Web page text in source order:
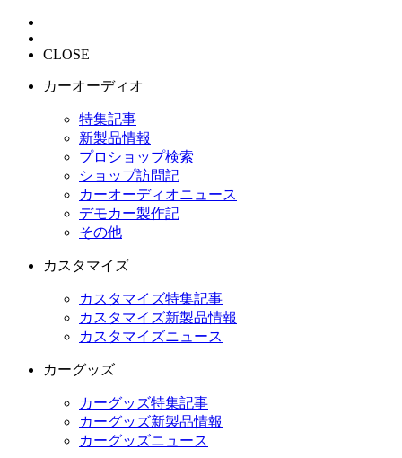
CLOSE
カーオーディオ
特集記事
新製品情報
プロショップ検索
ショップ訪問記
カーオーディオニュース
デモカー製作記
その他
カスタマイズ
カスタマイズ特集記事
カスタマイズ新製品情報
カスタマイズニュース
カーグッズ
カーグッズ特集記事
カーグッズ新製品情報
カーグッズニュース